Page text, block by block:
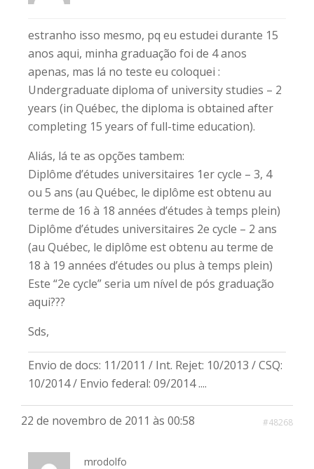
estranho isso mesmo, pq eu estudei durante 15
anos aqui, minha graduação foi de 4 anos
apenas, mas lá no teste eu coloquei :
Undergraduate diploma of university studies – 2
years (in Québec, the diploma is obtained after
completing 15 years of full-time education).
Aliás, lá te as opções tambem:
Diplôme d’études universitaires 1er cycle – 3, 4
ou 5 ans (au Québec, le diplôme est obtenu au
terme de 16 à 18 années d’études à temps plein)
Diplôme d’études universitaires 2e cycle – 2 ans
(au Québec, le diplôme est obtenu au terme de
18 à 19 années d’études ou plus à temps plein)
Este “2e cycle” seria um nível de pós graduação
aqui???
Sds,
Envio de docs: 11/2011 / Int. Rejet: 10/2013 / CSQ:
10/2014 / Envio federal: 09/2014 ....
22 de novembro de 2011 às 00:58 #48268
mrodolfo